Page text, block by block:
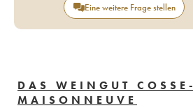
Eine weitere Frage stellen
DAS WEINGUT COSSE-
MAISONNEUVE